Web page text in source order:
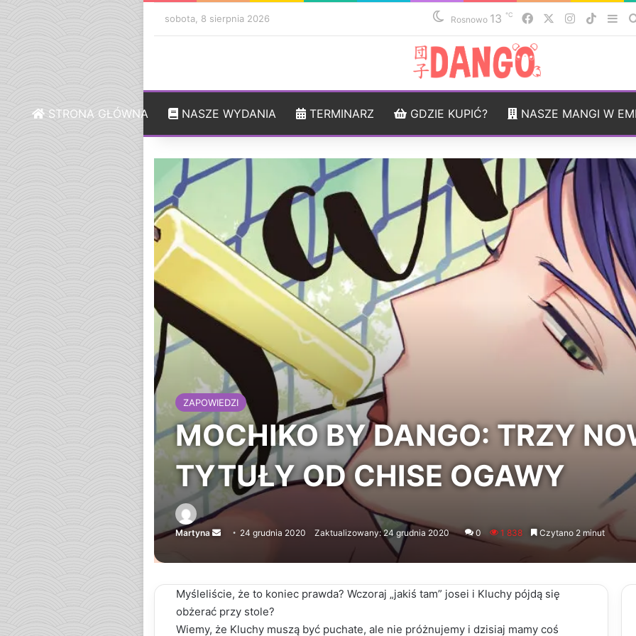
sobota, 8 sierpnia 2026 Rosnowo 13 ℃ Facebook Instagram
TikTok
STRONA GŁÓWNA NASZE WYDANIA TERMINARZ GDZIE KUPIĆ? NASZE MANGI W
ZAPOWIEDZI
MOCHIKO BY DANGO: TRZY
TYTUŁY OD CHISE OGAWY
Martyna
Send24 grudnia 2020 Zaktualizowany: 24 grudnia 2020 0 1 838 Czytano 2 minut
Myśleliście, że to koniec prawda? Wczoraj „jakiś tam” josei i Kluchy pójdą się
obżerać przy stole?
Wiemy, że Kluchy muszą być puchate, ale nie próżnujemy i dzisiaj mamy coś